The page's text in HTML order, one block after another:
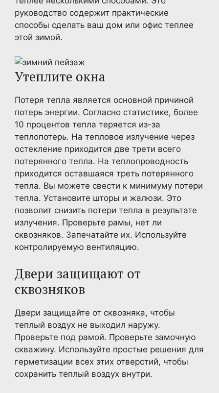
руководство содержит практические
способы сделать ваш дом или офис теплее
этой зимой.
Утеплите окна
Потеря тепла является основной причиной
потерь энергии. Согласно статистике, более
10 процентов тепла теряется из-за
теплопотерь. На тепловое излучение через
остекление приходится две трети всего
потерянного тепла. На теплопроводность
приходится оставшаяся треть потерянного
тепла. Вы можете свести к минимуму потери
тепла. Установите шторы и жалюзи. Это
позволит снизить потери тепла в результате
излучения. Проверьте рамы, нет ли
сквозняков. Запечатайте их. Используйте
контролируемую вентиляцию.
Двери защищают от
сквозняков
Двери защищайте от сквозняка, чтобы
теплый воздух не выходил наружу.
Проверьте под рамой. Проверьте замочную
скважину. Используйте простые решения для
герметизации всех этих отверстий, чтобы
сохранить теплый воздух внутри.